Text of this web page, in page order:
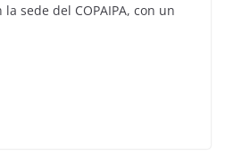
sede del COPAIPA, con un